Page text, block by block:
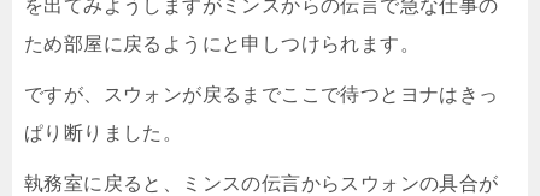
を出てみようしますがミンスからの伝言で急な仕事の
ため部屋に戻るようにと申しつけられます。
ですが、スウォンが戻るまでここで待つとヨナはきっ
ぱり断りました。
執務室に戻ると、ミンスの伝言からスウォンの具合が